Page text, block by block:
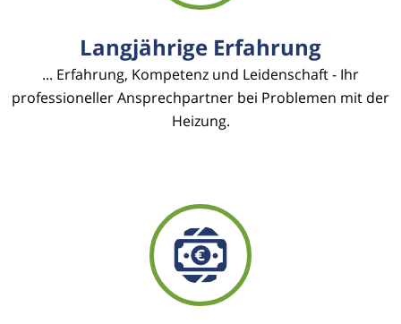
Langjährige Erfahrung
... Erfahrung, Kompetenz und Leidenschaft - Ihr
professioneller Ansprechpartner bei Problemen mit der
Heizung.